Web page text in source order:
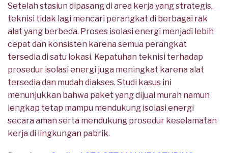
Setelah stasiun dipasang di area kerja yang strategis,
teknisi tidak lagi mencari perangkat di berbagai rak
alat yang berbeda. Proses isolasi energi menjadi lebih
cepat dan konsisten karena semua perangkat
tersedia di satu lokasi. Kepatuhan teknisi terhadap
prosedur isolasi energi juga meningkat karena alat
tersedia dan mudah diakses. Studi kasus ini
menunjukkan bahwa paket yang dijual murah namun
lengkap tetap mampu mendukung isolasi energi
secara aman serta mendukung prosedur keselamatan
kerja di lingkungan pabrik.